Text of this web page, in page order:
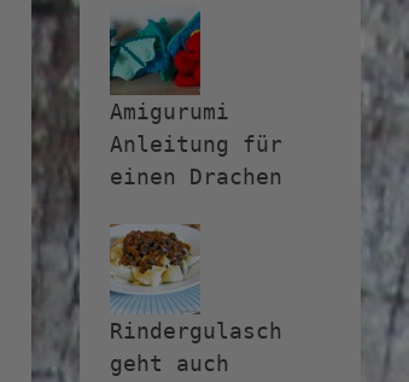
Amigurumi
Anleitung für
einen Drachen
Rindergulasch
geht auch